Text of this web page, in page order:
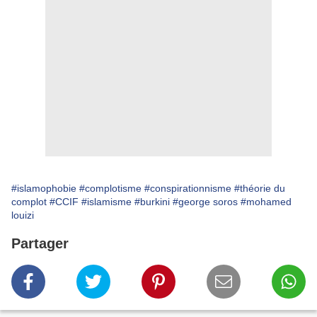
#islamophobie #complotisme #conspirationnisme #théorie du
complot #CCIF #islamisme #burkini #george soros #mohamed
louizi
Partager